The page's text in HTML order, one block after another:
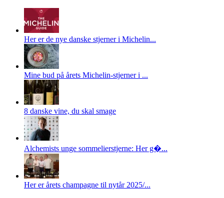
Her er de nye danske stjerner i Michelin...
Mine bud på årets Michelin-stjerner i ...
8 danske vine, du skal smage
Alchemists unge sommelierstjerne: Her g�...
Her er årets champagne til nytår 2025/...